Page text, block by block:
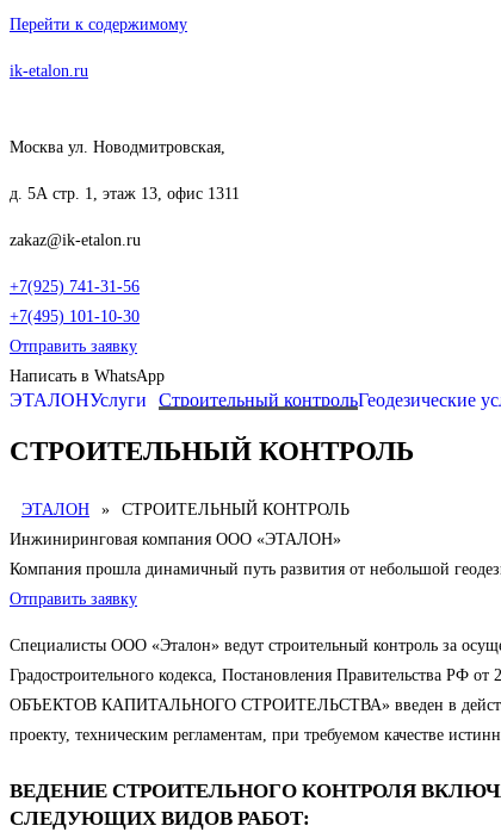
Перейти к содержимому
ik-etalon.ru
Москва ул. Новодмитровская,
д. 5А стр. 1, этаж 13, офис 1311
zakaz@ik-etalon.ru
+7(925) 741-31-56
+7(495) 101-10-30
Отправить заявку
Написать в WhatsApp
ЭТАЛОНУслуги Строительный контрольГеодезические
СТРОИТЕЛЬНЫЙ КОНТРОЛЬ
ЭТАЛОН »
СТРОИТЕЛЬНЫЙ КОНТРОЛЬ
Инжиниринговая компания ООО «ЭТАЛОН»
Компания прошла динамичный путь развития от небольшой
Отправить заявку
Специалисты ООО «Эталон» ведут строительный контроль за
Градостроительного кодекса, Постановления
ОБЪЕКТОВ КАПИТАЛЬНОГО СТРОИТЕЛЬСТВА» введен в действие
проекту, техническим регламентам, при требуемом качестве
ВЕДЕНИЕ СТРОИТЕЛЬНОГО КОНТРОЛЯ
СЛЕДУЮЩИХ ВИДОВ РАБОТ: